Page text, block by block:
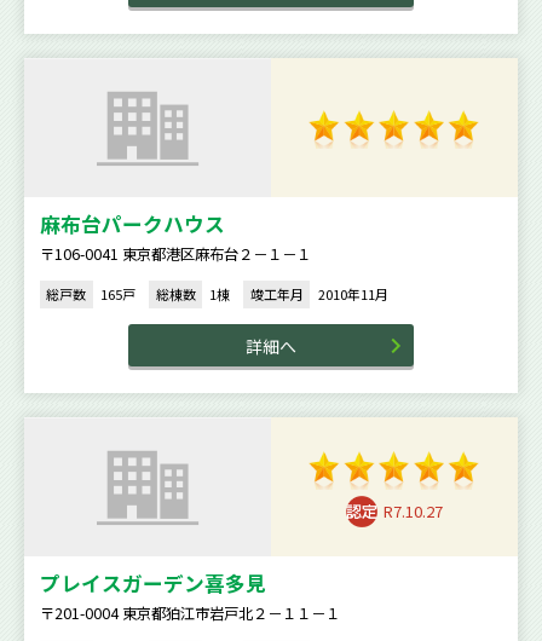
麻布台パークハウス
〒106-0041 東京都港区麻布台２－１－１
総戸数 165戸 総棟数 1棟 竣工年月 2010年11月
詳細へ
R7.10.27
プレイスガーデン喜多見
〒201-0004 東京都狛江市岩戸北２－１１－１